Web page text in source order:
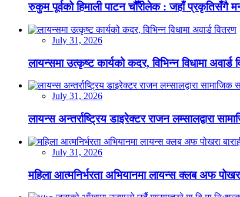
रुकुम पूर्वको हिमाली पाटन चौँरीलेक : जहाँ प्रकृतिसँगै
July 31, 2026
लायन्समा उत्कृष्ट कार्यको कदर, विभिन्न विधामा अवार्ड
July 31, 2026
लायन्स अन्तर्राष्ट्रिय डाइरेक्टर राजन लम्सालद्वारा
July 31, 2026
महिला आत्मनिर्भरता अभियानमा लायन्स क्लब अफ पोखरा